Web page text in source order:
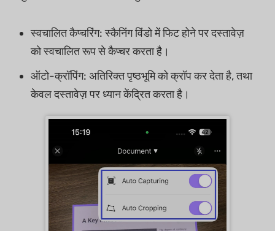
स्वचालित कैप्चरिंग: स्कैनिंग विंडो में फिट होने पर दस्तावेज़
को स्वचालित रूप से कैप्चर करता है।
ऑटो-क्रॉपिंग: अतिरिक्त पृष्ठभूमि को क्रॉप कर देता है, तथा
केवल दस्तावेज़ पर ध्यान केंद्रित करता है।